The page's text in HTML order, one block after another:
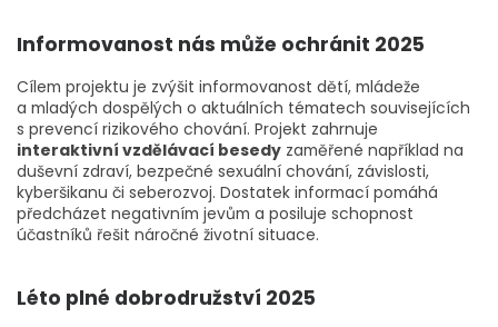
Informovanost nás může ochránit 2025
Cílem projektu je zvýšit informovanost dětí, mládeže
a mladých dospělých o aktuálních tématech souvisejících
s prevencí rizikového chování. Projekt zahrnuje
interaktivní vzdělávací besedy zaměřené například na
duševní zdraví, bezpečné sexuální chování, závislosti,
kyberšikanu či seberozvoj. Dostatek informací pomáhá
předcházet negativním jevům a posiluje schopnost
účastníků řešit náročné životní situace.
Léto plné dobrodružství 2025